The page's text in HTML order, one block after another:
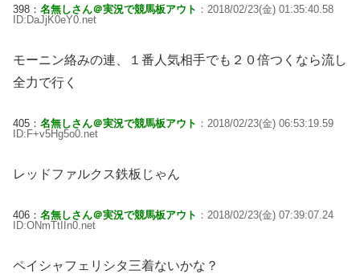
398： 名無しさん＠実況で競馬板アウト ：2018/02/23(金) 01:35:40.58
ID:DaJjK0eY0.net
モーニン絡みの連、１番人気相手でも２０倍つくなら流し
全力で行く
405： 名無しさん＠実況で競馬板アウト ：2018/02/23(金) 06:53:19.59
ID:F+v5Hg5o0.net
レッドファルクス鉄板じゃん
406： 名無しさん＠実況で競馬板アウト ：2018/02/23(金) 07:39:07.24
ID:ONmTtIIn0.net
ペイシャフェリシタ三着ないかな？